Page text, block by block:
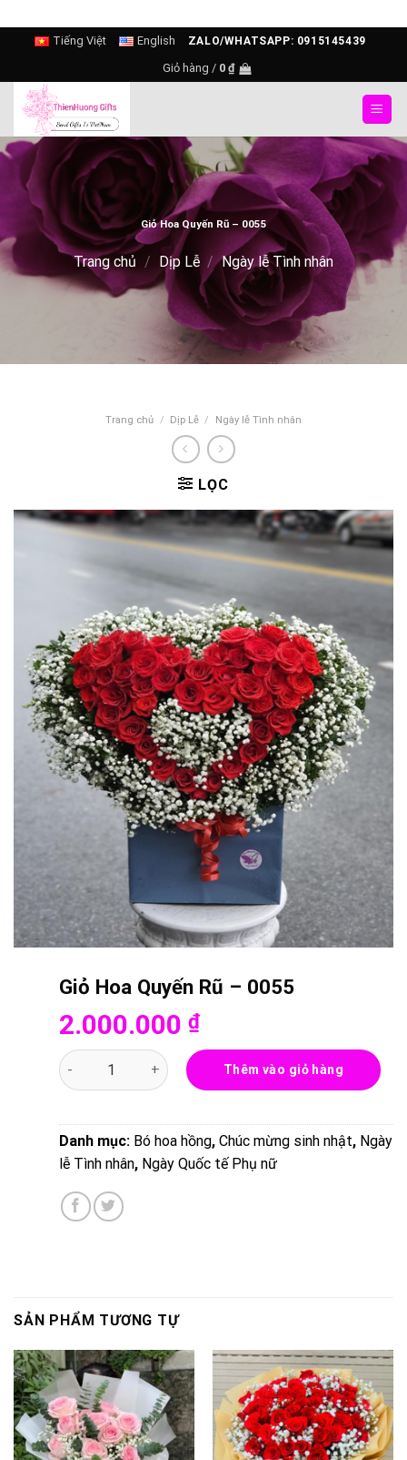
content
Tiếng Việt English ZALO/WHATSAPP: 0915145439
Giỏ hàng / 0 ₫
Giỏ Hoa Quyến Rũ – 0055
Trang chủ / Dịp Lễ / Ngày lễ Tình nhân
Trang chủ / Dịp Lễ / Ngày lễ Tình nhân
LỌC
Giỏ Hoa Quyến Rũ – 0055
2.000.000 ₫
Giỏ Hoa Quyến Rũ - 0055 số lượng
Thêm vào giỏ hàng
Danh mục: Bó hoa hồng, Chúc mừng sinh nhật, Ngày
lễ Tình nhân, Ngày Quốc tế Phụ nữ
SẢN PHẨM TƯƠNG TỰ